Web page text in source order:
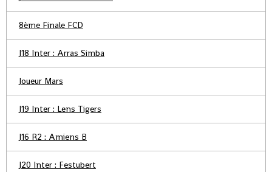
8ème Finale FCD
J18 Inter : Arras Simba
Joueur Mars
J19 Inter : Lens Tigers
J16 R2 : Amiens B
J20 Inter : Festubert